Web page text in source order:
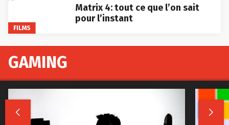
FILMS
Matrix 4: tout ce que l’on sait
pour l’instant
GAMING
 